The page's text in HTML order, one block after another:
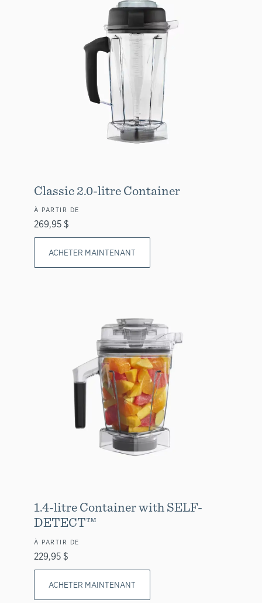
Classic 2.0-litre Container
À PARTIR DE
269,95 $
ACHETER MAINTENANT
1.4-litre Container with SELF-
DETECT™
À PARTIR DE
229,95 $
ACHETER MAINTENANT